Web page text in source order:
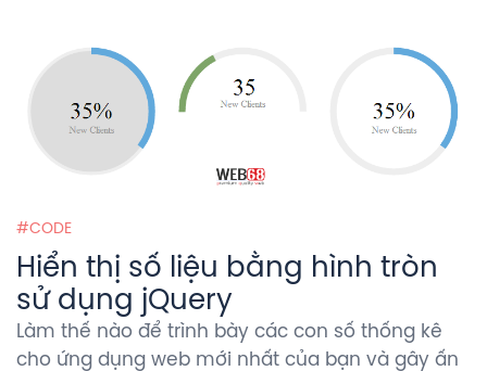
CODE
Hiển thị số liệu bằng hình tròn
sử dụng jQuery
Làm thế nào để trình bày các con số thống kê
cho ứng dụng web mới nhất của bạn và gây ấn